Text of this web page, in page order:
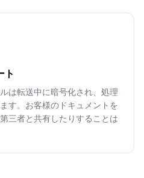
ト
は転送中に暗号化され、処理
す。お客様のドキュメントを
三者と共有したりすることは